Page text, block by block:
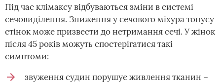
Під час клімаксу відбуваються зміни в системі
сечовиділення. Зниження у сечового міхура тонусу
стінок може призвести до нетримання сечі. У жінок
після 45 років можуть спостерігатися такі
симптоми:
звуження судин порушує живлення тканин –